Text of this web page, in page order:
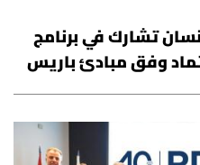
تشارك في برنامج
وفق مبادئ باريس